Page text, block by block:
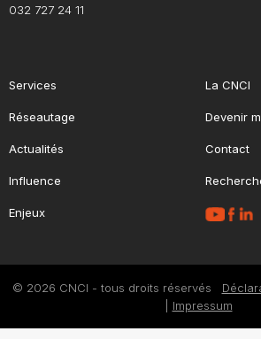
032 727 24 11
Services
Réseautage
Actualités
Influence
Enjeux
La CNCI
Devenir
Contact
© 2026 CNCI - tous droits réservés
Impressum